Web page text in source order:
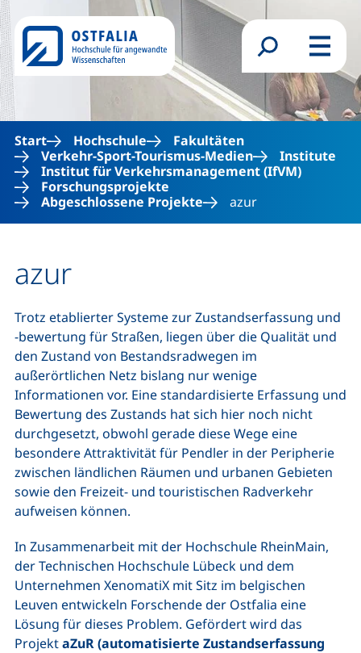
Direkt zum Inhalt
Suchformular
Menü
Start Hochschule
Fakultäten
Verkehr-Sport-Tourismus-Medien
Institute
Institut für Verkehrsmanagement (IfVM)
Forschungsprojekte
Abgeschlossene Projekte
azur
azur
Trotz etablierter Systeme zur Zustandserfassung und
-bewertung für Straßen, liegen über die Qualität und
den Zustand von Bestandsradwegen im
außerörtlichen Netz bislang nur wenige
Informationen vor. Eine standardisierte Erfassung und
Bewertung des Zustands hat sich hier noch nicht
durchgesetzt, obwohl gerade diese Wege eine
besondere Attraktivität für Pendler in der Peripherie
zwischen ländlichen Räumen und urbanen Gebieten
sowie den Freizeit- und touristischen Radverkehr
aufweisen können.
In Zusammenarbeit mit der Hochschule RheinMain,
der Technischen Hochschule Lübeck und dem
Unternehmen XenomatiX mit Sitz im belgischen
Leuven entwickeln Forschende der Ostfalia eine
Lösung für dieses Problem. Gefördert wird das
ProjektaZuR (automatisierte Zustandserfassung